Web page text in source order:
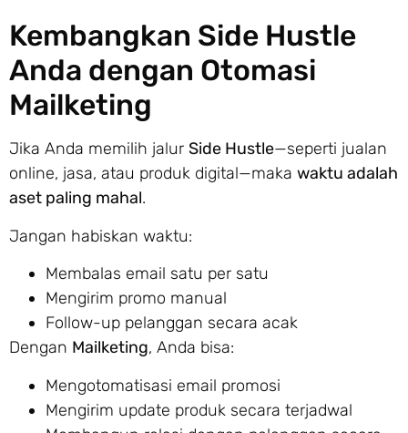
Kembangkan Side Hustle
Anda dengan Otomasi
Mailketing
Jika Anda memilih jalur Side Hustle—seperti jualan
online, jasa, atau produk digital—maka waktu adalah
aset paling mahal.
Jangan habiskan waktu:
Membalas email satu per satu
Mengirim promo manual
Follow-up pelanggan secara acak
Dengan Mailketing, Anda bisa:
Mengotomatisasi email promosi
Mengirim update produk secara terjadwal